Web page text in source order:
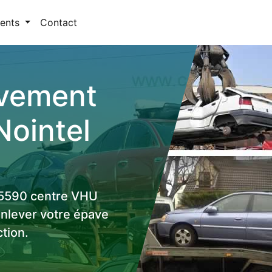
Contact
centre VHU
votre épave